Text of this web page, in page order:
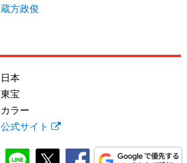
蔵方政俊
日本
東宝
カラー
公式サイト